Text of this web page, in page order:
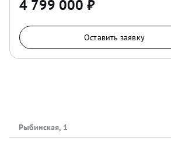
4 799 000 ₽
Оставить заявку
Рыбинская, 1